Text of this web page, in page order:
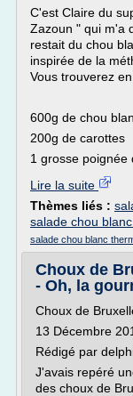
C'est Claire du
Zazoun " qui m'a
restait du chou
inspirée de la
Vous trouverez
600g de chou
200g de carottes
1 grosse poignée
Lire la suite
Thèmes liés :
salade chou
salade chou blanc
Choux de
- Oh, la
Choux de
13 Décembre
Rédigé par
J'avais repéré
des choux de